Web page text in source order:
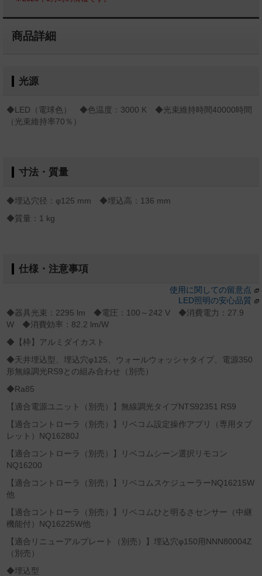
商品詳細
光源
◆LED（電球色） ◆色温度：3000 K ◆光束維持時間40000時間
（光束維持率70％）
寸法・質量
◆埋込穴径：φ125 mm ◆埋込高：136 mm
◆質量：1 kg
仕様・注意事項
使用に関しての留意点
LED照明の安心品質
◆器具光束：2295 lm ◆電圧：100～242 V ◆消費電力：27.9
W ◆消費効率：82.2 lm/W
◆【枠】アルミダイカスト
◆天井埋込型、埋込穴φ125、ウォールウォッシャタイプ、電源350
形無線調光RS9との組み合わせ（別売）
◆Ra85
【適合電源ユニット（別売）】無線調光タイプNTS92351 RS9
【適合コントローラ（別売）】リベコム設定操作アプリ（専用タブ
レット）NQ16280J
【適合コントローラ（別売）】リベコムシーン選択リモコン
NQ16200
【適合コントローラ（別売）】リベコムスケジューラーNQ16215W
他
【適合コントローラ（別売）】リベコムひと明るさセンサー（中継
機能付）NQ16225W他
【適合リニューアルプレート（別売）】埋込穴φ150用NNN80004Z
（別売）
◆埋込型